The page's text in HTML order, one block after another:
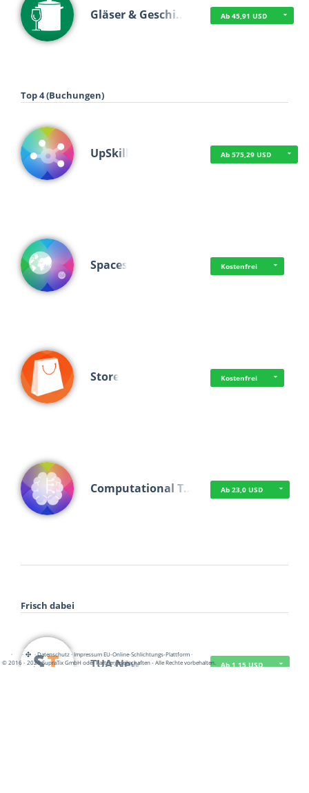
Gläser & Geschi… Ab 45,91 USD
Top 4 (Buchungen)
UpSkill Ab 575,29 USD
Spaces Kostenfrei
Store Kostenfrei
Computational T… Ab 23,0 USD
Frisch dabei
TUA News Ab 1,15 USD
· · ·Datenschutz·Impressum EU-Online-Schlichtungs-Plattform·
© 2016 - 2026 SupraTix GmbH oder Partnergesellschaften - Alle Rechte vorbehalten.